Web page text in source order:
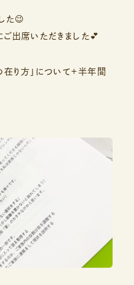
た😉
出席いただきました💕
り方」について＋半年間